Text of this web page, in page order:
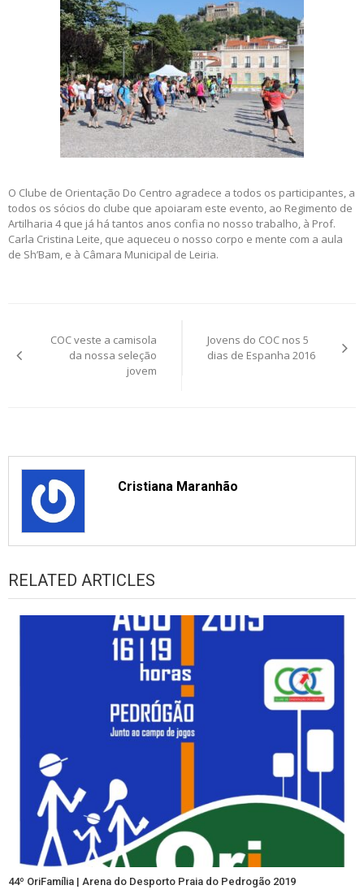
O Clube de Orientação Do Centro agradece a todos os participantes, a
todos os sócios do clube que apoiaram este evento, ao Regimento de
Artilharia 4 que já há tantos anos confia no nosso trabalho, à Prof.
Carla Cristina Leite, que aqueceu o nosso corpo e mente com a aula
de Sh’Bam, e à Câmara Municipal de Leiria.
navigation
COC veste a camisola
da nossa seleção
jovem
Jovens do COC nos 5
dias de Espanha 2016
Cristiana Maranhão
RELATED ARTICLES
44º OriFamília | Arena do Desporto Praia do Pedrogão 2019